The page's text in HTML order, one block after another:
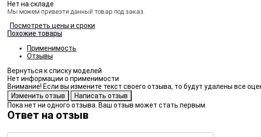
Нет на складе
Мы можем привезти данный товар под заказ.
Посмотреть цены и сроки
Похожие товары
Применимость
Отзывы
Нет информации о применимости
Внимание! Если вы измените текст своего отзыва, то будут удалены все
Пока нет ни одного отзыва. Ваш отзыв может стать первым.
Ответ на отзыв